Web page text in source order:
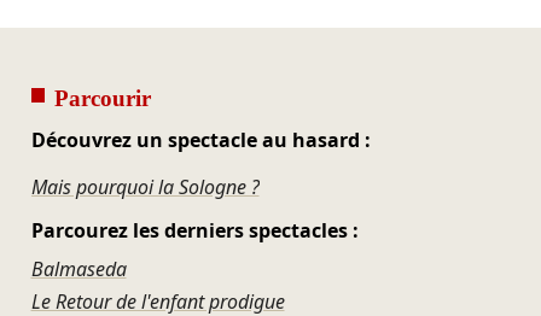
Parcourir
Découvrez un spectacle au hasard :
Mais pourquoi la Sologne ?
Parcourez les derniers spectacles :
Balmaseda
Le Retour de l'enfant prodigue